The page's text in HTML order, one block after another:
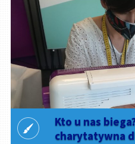
Kto u nas
charytatywna